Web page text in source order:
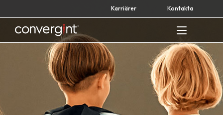
to
content
Karriärer Kontakta
Home